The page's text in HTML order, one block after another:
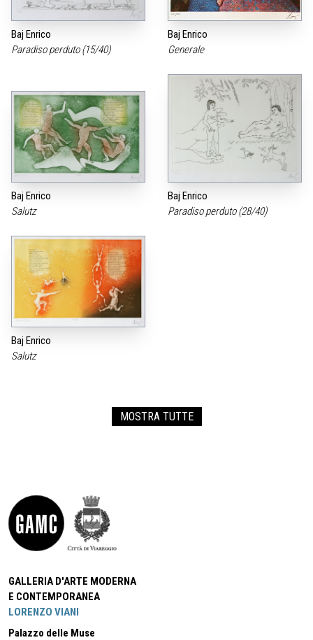
Baj Enrico
Paradiso perduto (15/40)
Baj Enrico
Generale
Baj Enrico
Salutz
Baj Enrico
Paradiso perduto (28/40)
Baj Enrico
Salutz
MOSTRA TUTTE
GALLERIA D'ARTE MODERNA
E CONTEMPORANEA
LORENZO VIANI
Palazzo delle Muse